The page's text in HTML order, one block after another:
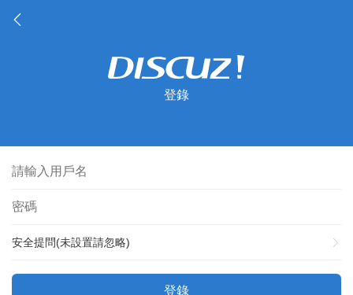
登錄
安全提問(未設置請忽略)
登錄